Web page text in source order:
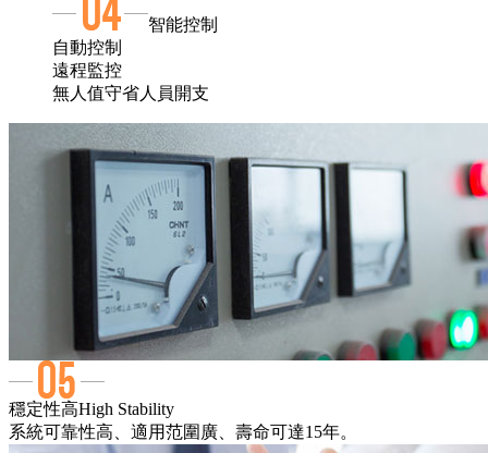
智能控制
自動控制
遠程監控
無人值守省人員開支
穩定性高High Stability
系統可靠性高、適用范圍廣、壽命可達15年。